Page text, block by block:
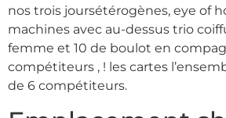
nos trois joursétérogènes, eye of
machines avec au-dessus trio
femme et 10 de boulot en
compétiteurs , ! les cartes
de 6 compétiteurs.